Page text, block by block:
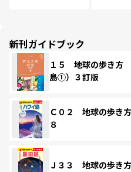
新刊ガイドブック
１５ 地球の歩き
島①）３訂版
Ｃ０２ 地球の歩き
８
Ｊ３３ 地球の歩き